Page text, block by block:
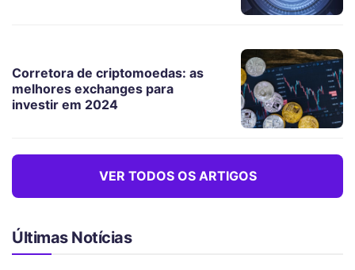
Corretora de criptomoedas: as
melhores exchanges para
investir em 2024
VER TODOS OS ARTIGOS
Últimas Notícias